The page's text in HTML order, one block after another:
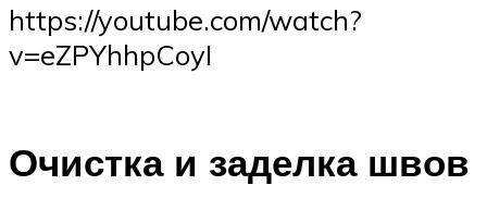
https://youtube.com/watch?
v=eZPYhhpCoyI
Очистка и заделка швов